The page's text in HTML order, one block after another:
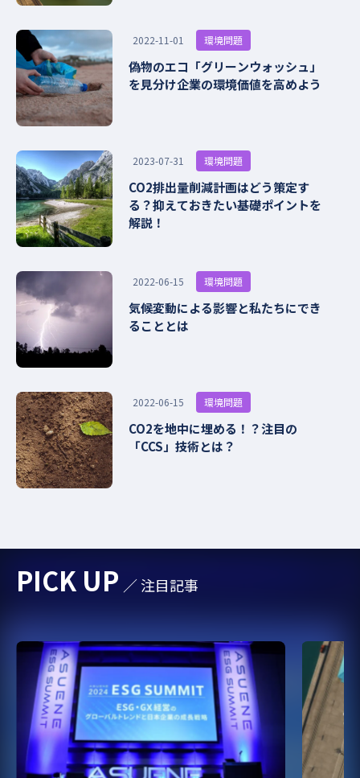
2022-11-01 環境問題
偽物のエコ「グリーンウォッシュ」
を見分け企業の環境価値を高めよう
2023-07-31 環境問題
CO2排出量削減計画はどう策定す
る？抑えておきたい基礎ポイントを
解説！
2022-06-15 環境問題
気候変動による影響と私たちにでき
ることとは
2022-06-15 環境問題
CO2を地中に埋める！？注目の
「CCS」技術とは？
PICK UP ／ 注目記事